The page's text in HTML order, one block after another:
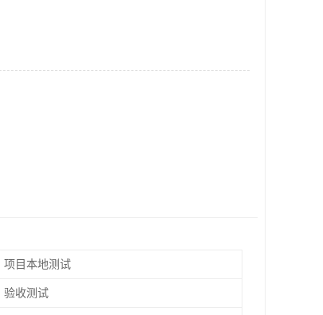
项目本地测试
验收测试